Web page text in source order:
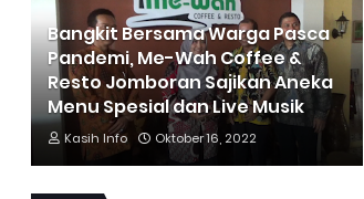
Bangkit Bersama Warga Pasca
Pandemi, Me-Wah Coffee &
Resto Jomboran Sajikan Aneka
Menu Spesial dan Live Musik
Kasih Info Oktober 16, 2022